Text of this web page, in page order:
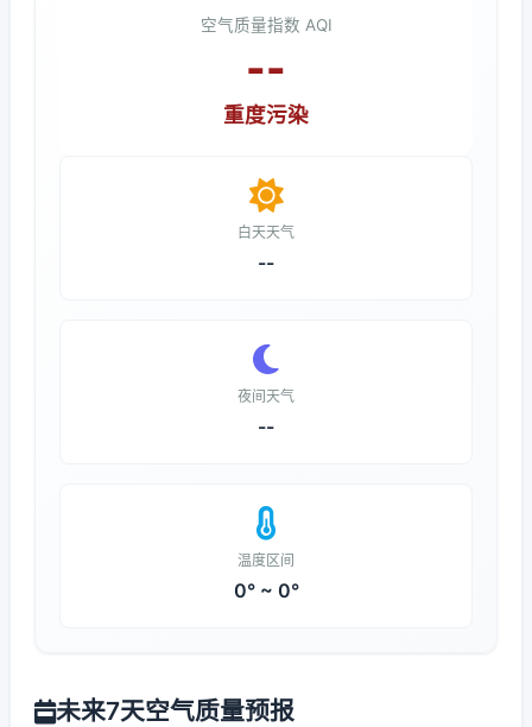
空气质量指数 AQI
--
重度污染
白天天气
--
夜间天气
--
温度区间
0° ~ 0°
未来7天空气质量预报